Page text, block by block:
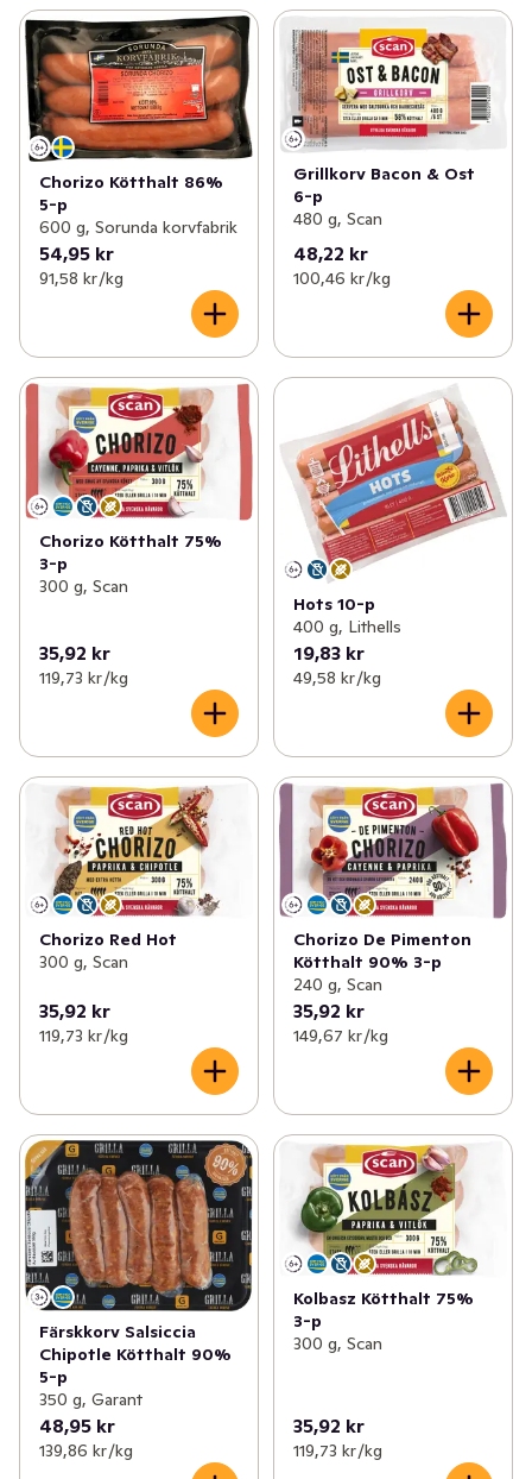
Chorizo Kötthalt 86%
5-p
600 g, Sorunda korvfabrik
54,95 kr
91,58 kr /kg
Grillkorv Bacon & Ost
6-p
480 g, Scan
48,22 kr
100,46 kr /kg
Chorizo Kötthalt 75%
3-p
300 g, Scan
35,92 kr
119,73 kr /kg
Hots 10-p
400 g, Lithells
19,83 kr
49,58 kr /kg
Chorizo Red Hot
300 g, Scan
35,92 kr
119,73 kr /kg
Chorizo De Pimenton
Kötthalt 90% 3-p
240 g, Scan
35,92 kr
149,67 kr /kg
Färskkorv Salsiccia
Chipotle Kötthalt 90%
5-p
350 g, Garant
48,95 kr
139,86 kr /kg
Kolbasz Kötthalt 75%
3-p
300 g, Scan
35,92 kr
119,73 kr /kg